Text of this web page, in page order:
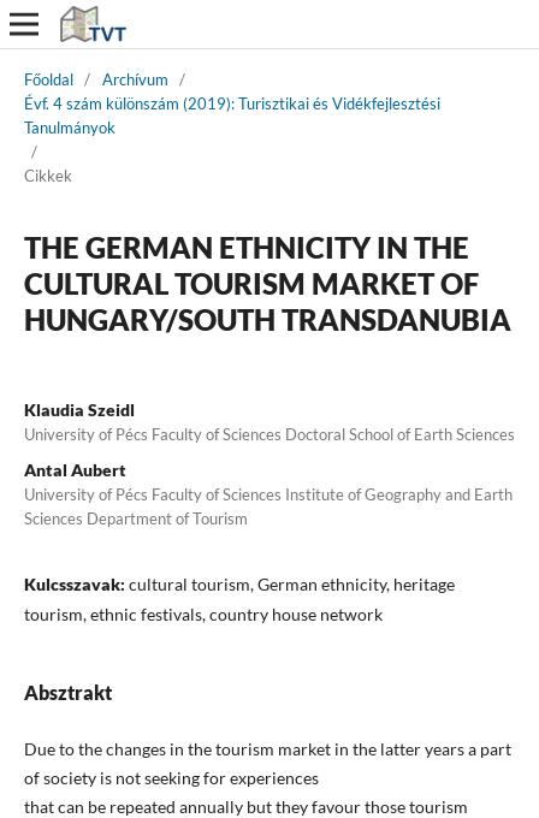
Főoldal / Archívum
/
Évf. 4 szám különszám (2019): Turisztikai és Vidékfejlesztési
Tanulmányok
/
Cikkek
THE GERMAN ETHNICITY IN THE
CULTURAL TOURISM MARKET OF
HUNGARY/SOUTH TRANSDANUBIA
Klaudia Szeidl
University of Pécs Faculty of Sciences Doctoral School of Earth Sciences
Antal Aubert
University of Pécs Faculty of Sciences Institute of Geography and Earth
Sciences Department of Tourism
Kulcsszavak: cultural tourism, German ethnicity, heritage
tourism, ethnic festivals, country house network
Absztrakt
Due to the changes in the tourism market in the latter years a part
of society is not seeking for experiences
that can be repeated annually but they favour those tourism